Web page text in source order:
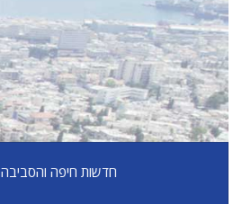
חדשות חיפה והסביבה